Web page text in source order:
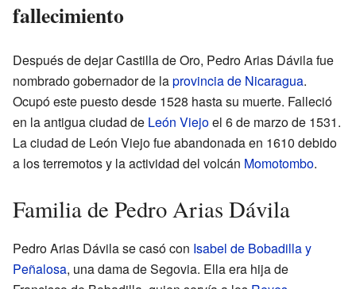
fallecimiento
Después de dejar Castilla de Oro, Pedro Arias Dávila fue
nombrado gobernador de laprovincia de Nicaragua.
Ocupó este puesto desde 1528 hasta su muerte. Falleció
en la antigua ciudad de León Viejoel 6 de marzo de 1531.
La ciudad de León Viejo fue abandonada en 1610 debido
a los terremotos y la actividad del volcán Momotombo.
Familia de Pedro Arias Dávila
Pedro Arias Dávila se casó con Isabel de Bobadilla y
Peñalosa, una dama de Segovia. Ella era hija de